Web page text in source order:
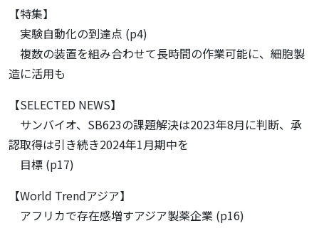
【特集】
実験自動化の到達点 (p4)
複数の装置を組み合わせて長時間の作業可能に、細胞製
造に活用も
【SELECTED NEWS】
サンバイオ、SB623の課題解決は2023年8月に判断、承
認取得は引き続き2024年1月期中を
目標 (p17)
【World Trendアジア】
アフリカで存在感増すアジア製薬企業 (p16)